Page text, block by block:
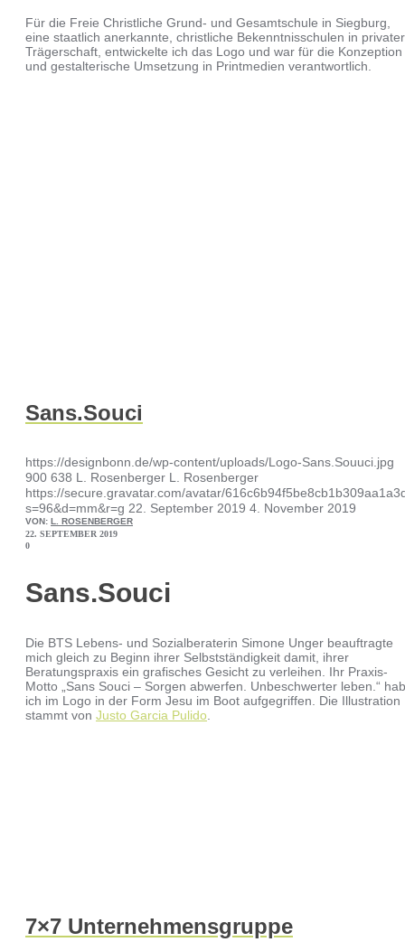
Für die Freie Christliche Grund- und Gesamtschule in Siegburg,
eine staatlich anerkannte, christliche Bekenntnisschulen in privater
Trägerschaft, entwickelte ich das Logo und war für die Konzeption
und gestalterische Umsetzung in Printmedien verantwortlich.
Sans.Souci
https://designbonn.de/wp-content/uploads/Logo-Sans.Souuci.jpg
900 638 L. Rosenberger L. Rosenberger
https://secure.gravatar.com/avatar/
s=96&d=mm&r=g 22. September 2019 4. November 2019
VON: L. ROSENBERGER
22. SEPTEMBER 2019
0
Sans.Souci
Die BTS Lebens- und Sozialberaterin Simone Unger beauftragte
mich gleich zu Beginn ihrer Selbstständigkeit damit, ihrer
Beratungspraxis ein grafisches Gesicht zu verleihen. Ihr Praxis-
Motto „Sans Souci – Sorgen abwerfen. Unbeschwerter leben.“
ich im Logo in der Form Jesu im Boot aufgegriffen. Die Illustration
stammt von Justo Garcia Pulido
7×7 Unternehmensgruppe